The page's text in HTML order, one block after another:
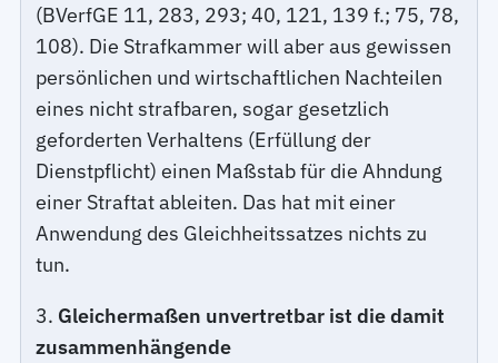
(BVerfGE 11, 283, 293; 40, 121, 139 f.; 75, 78,
108). Die Strafkammer will aber aus gewissen
persönlichen und wirtschaftlichen Nachteilen
eines nicht strafbaren, sogar gesetzlich
geforderten Verhaltens (Erfüllung der
Dienstpflicht) einen Maßstab für die Ahndung
einer Straftat ableiten. Das hat mit einer
Anwendung des Gleichheitssatzes nichts zu
tun.
3. Gleichermaßen unvertretbar ist die damit
zusammenhängende